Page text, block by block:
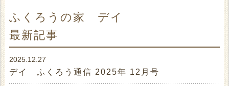
こちらも是非チェックしてみてくださいね↓
ひまわり館のブログ
職員 M川
ふくろうの家 デイ
最新記事
2025.12.27
デイ ふくろう通信 2025年 12月号